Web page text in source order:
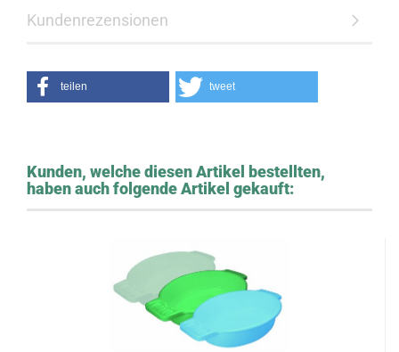
Kundenrezensionen
teilen tweet
Kunden, welche diesen Artikel bestellten,
haben auch folgende Artikel gekauft: